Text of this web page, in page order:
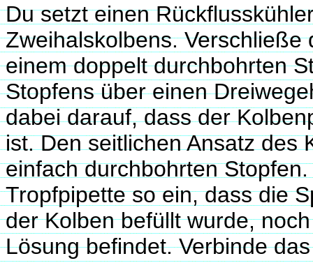
Du setzt einen
Zweihalskolbens.
einem doppelt durchbohrten
Stopfens über einen
dabei darauf, dass der
ist. Den seitlichen Ansatz des
einfach durchbohrten
Tropfpipette so ein, dass die
der Kolben befüllt wurde,
Lösung befindet. Verbinde